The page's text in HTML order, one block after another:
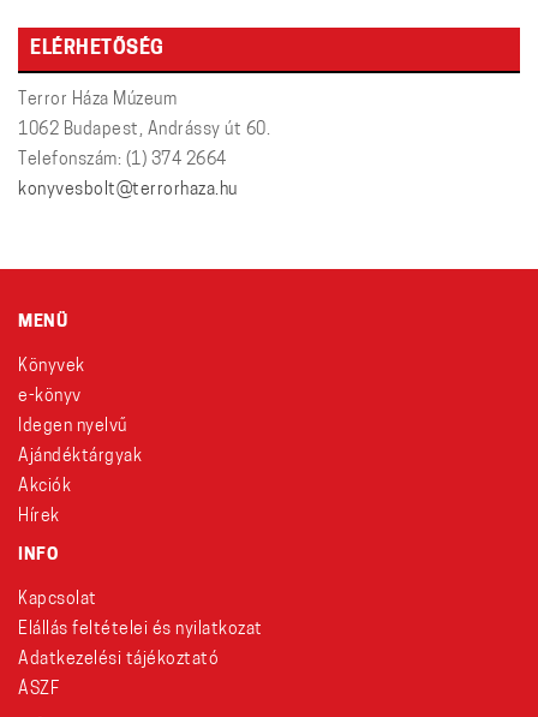
ELÉRHETŐSÉG
Terror Háza Múzeum
1062 Budapest, Andrássy út 60.
Telefonszám: (1) 374 2664
konyvesbolt@terrorhaza.hu
MENÜ
Könyvek
e-könyv
Idegen nyelvű
Ajándéktárgyak
Akciók
Hírek
INFO
Kapcsolat
Elállás feltételei és nyilatkozat
Adatkezelési tájékoztató
ÁSZF